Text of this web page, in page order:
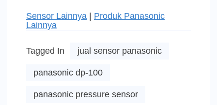
Sensor Lainnya
Produk Panasonic
Lainnya
Tagged In jual sensor panasonic
panasonic dp-100
panasonic pressure sensor